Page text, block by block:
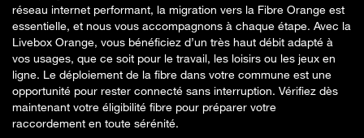
réseau internet performant, la migration vers la Fibre Orange est
essentielle, et nous vous accompagnons à chaque étape. Avec la
Livebox Orange, vous bénéficiez d’un très haut débit adapté à
vos usages, que ce soit pour le travail, les loisirs ou les jeux en
ligne. Le déploiement de la fibre dans votre commune est une
opportunité pour rester connecté sans interruption. Vérifiez dès
maintenant votre éligibilité fibre pour préparer votre
raccordement en toute sérénité.